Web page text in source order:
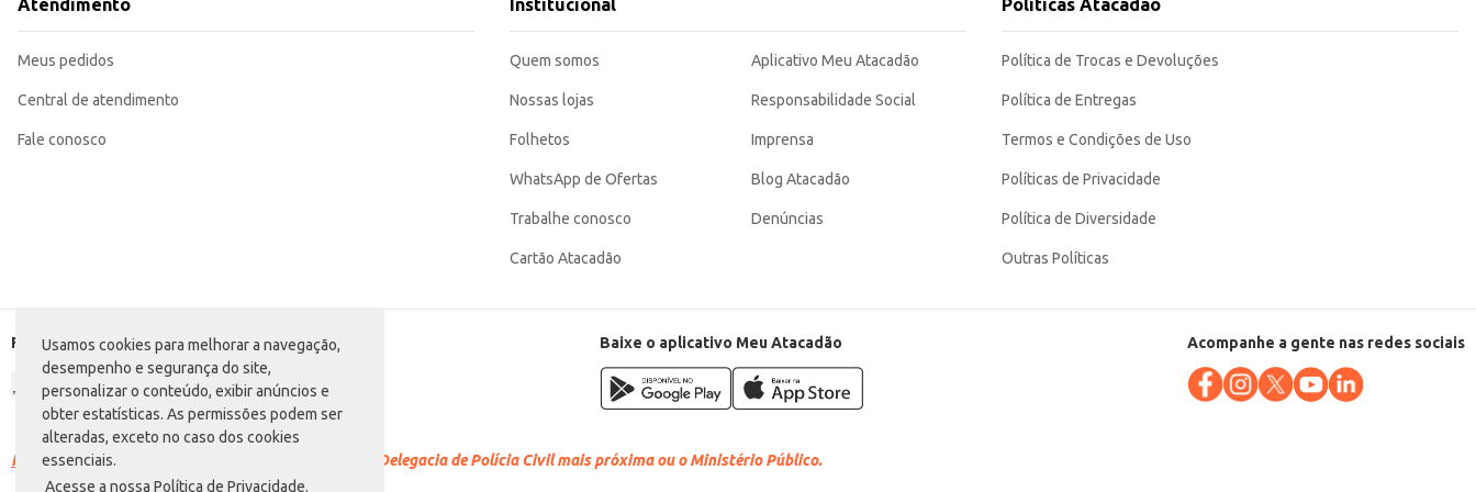
Usamos cookies para melhorar a navegação,
desempenho e segurança do site,
personalizar o conteúdo, exibir anúncios e
obter estatísticas. As permissões podem ser
alteradas, exceto no caso dos cookies
essenciais.
Acesse a nossa Política de Privacidade.
Atendimento
Meus pedidos
Central de atendimento
Fale conosco
Institucional
Quem somos
Nossas lojas
Folhetos
WhatsApp de Ofertas
Trabalhe conosco
Cartão Atacadão
Aplicativo Meu Atacadão
Responsabilidade Social
Imprensa
Blog Atacadão
Denúncias
Políticas Atacadão
Política de Trocas e Devoluções
Política de Entregas
Termos e Condições de Uso
Políticas de Privacidade
Política de Diversidade
Outras Políticas
Formas de pagamento Baixe o aplicativo Meu Atacadão Acompanhe a gente nas redes sociais
Racismo é crime. Denuncie. Disque 100 ou procure a Delegacia de Polícia Civil mais próxima ou o Ministério Público.